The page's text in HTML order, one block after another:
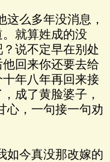
这么多年没消息，
就算姓成的没
说不定早在别处
回来你还要去给
年八年再回来接
成了黄脸婆子，
心，一句接一句劝
如今真没那改嫁的